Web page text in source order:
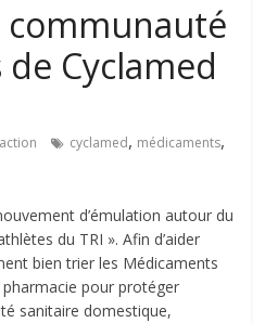
communauté
Cyclamed
cyclamed, médicaments,
d’émulation autour du
du TRI ». Afin d’aider
bien trier les Médicaments
pour protéger
sanitaire domestique,